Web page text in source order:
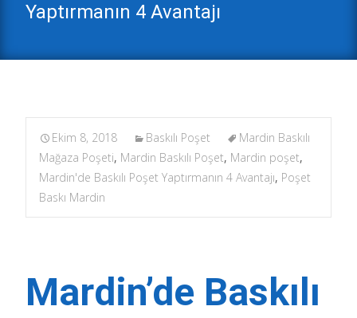
Yaptırmanın 4 Avantajı
Ekim 8, 2018 Baskılı Poşet
Mardin Baskılı
Mağaza Poşeti, Mardin Baskılı Poşet, Mardin poşet,
Mardin'de Baskılı Poşet Yaptırmanın 4 Avantajı, Poşet
Baskı Mardin
Mardin’de Baskılı